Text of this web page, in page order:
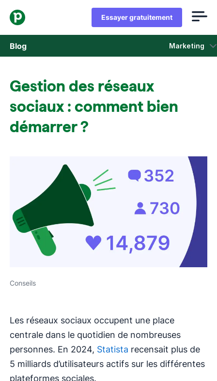
Essayer gratuitement
Blog Marketing
Marketing
Actus Produit
Gestion des réseaux
sociaux : comment bien
démarrer ?
Conseils
Les réseaux sociaux occupent une place
centrale dans le quotidien de nombreuses
personnes. En 2024, Statista recensait plus de
5 milliards d’utilisateurs actifs sur les différentes
plateformes sociales.